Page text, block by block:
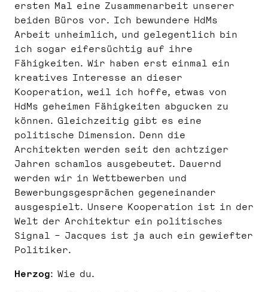
ersten Mal eine Zusammenarbeit unserer
beiden Büros vor. Ich bewundere HdMs
Arbeit unheimlich, und gelegentlich bin
ich sogar eifersüchtig auf ihre
Fähigkeiten. Wir haben erst einmal ein
kreatives Interesse an dieser
Kooperation, weil ich hoffe, etwas von
HdMs geheimen Fähigkeiten abgucken zu
können. Gleichzeitig gibt es eine
politische Dimension. Denn die
Architekten werden seit den achtziger
Jahren schamlos ausgebeutet. Dauernd
werden wir in Wettbewerben und
Bewerbungsgesprächen gegeneinander
ausgespielt. Unsere Kooperation ist in der
Welt der Architektur ein politisches
Signal – Jacques ist ja auch ein gewiefter
Politiker.
Herzog: Wie du.